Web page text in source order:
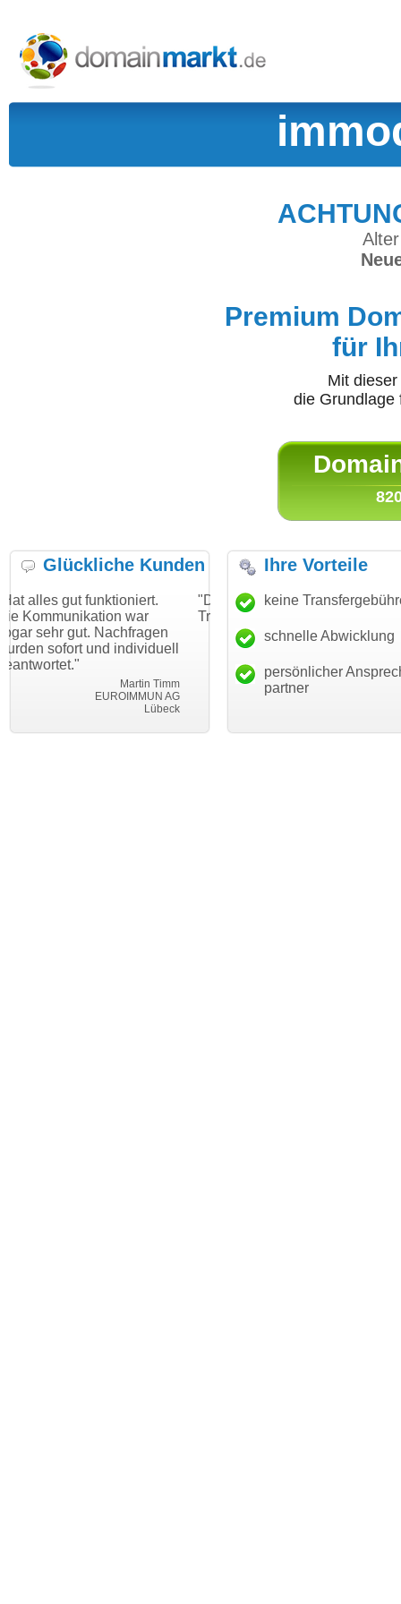
Premium
für
Mit
die
Glückliche Kunden
war
individuell
"Danke für den schnellen
Transfer und guten Service!"
Thomas Schäfer
i can eckert communication GmbH
"Ich bin
haben. Die
mein
Ihre Vorteile
keine
schnelle Abwicklung
persönlicher
partner